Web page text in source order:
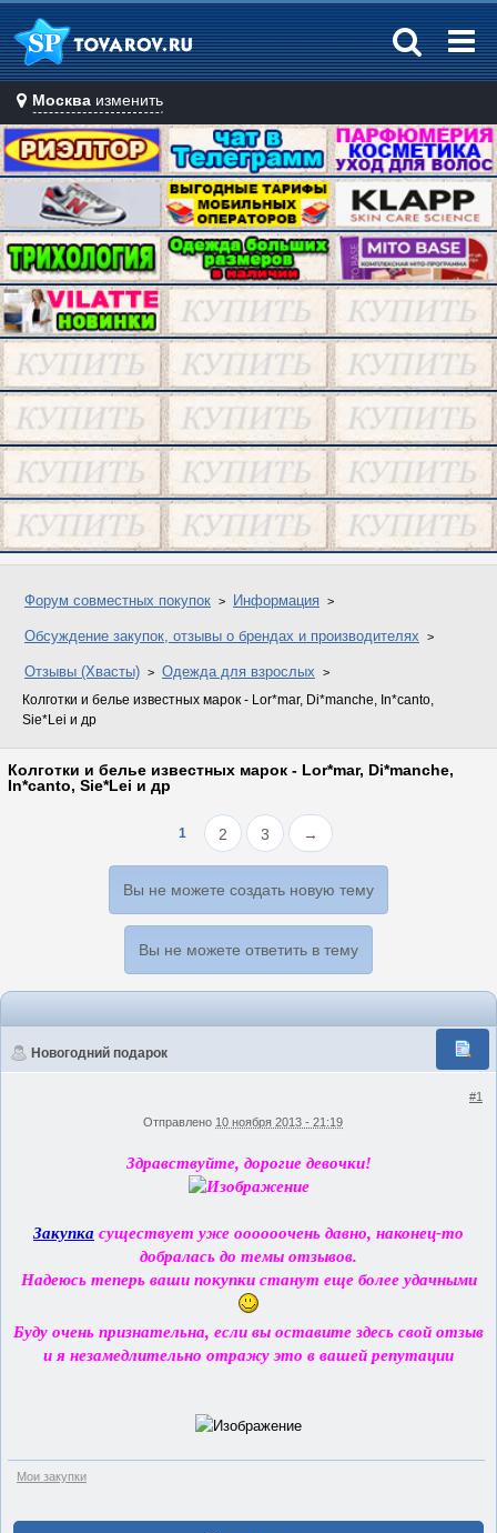
Москва изменить
Форум совместных покупок Информация
Обсуждение закупок, отзывы о брендах и производителях
Отзывы (Хвасты) Одежда для взрослых
Колготки и белье известных марок - Lor*mar, Di*manche, In*canto,
Sie*Lei и др
Колготки и белье известных марок - Lor*mar, Di*manche,
In*canto, Sie*Lei и др
1 2 3 →
Вы не можете создать новую тему
Вы не можете ответить в тему
Новогодний подарок
#1
Отправлено 10 ноября 2013 - 21:19
Здравствуйте, дорогие девочки!
Закупка существует уже оооооочень давно, наконец-то
добралась до темы отзывов.
Надеюсь теперь ваши покупки станут еще более удачными
Буду очень признательна, если вы оставите здесь свой отзыв
и я незамедлительно отражу это в вашей репутации
Мои закупки